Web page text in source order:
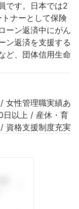
です。日本では2
ナーとして保険
ーン返済中にがん
ン返済を支援する
ど、団体信用生命
女性管理職実績あ
日以上 / 産休・育
資格支援制度充実